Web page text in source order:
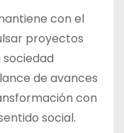
con el
proyectos
de avances
con
social.